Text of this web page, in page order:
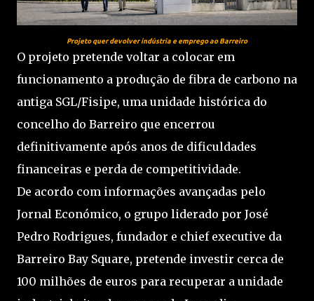
Projeto quer devolver indústria e emprego ao Barreiro
O projeto pretende voltar a colocar em
funcionamento a produção de fibra de carbono na
antiga SGL/Fisipe, uma unidade histórica do
concelho do Barreiro que encerrou
definitivamente após anos de dificuldades
financeiras e perda de competitividade.
De acordo com informações avançadas pelo
Jornal Económico, o grupo liderado por José
Pedro Rodrigues, fundador e chief executive da
Barreiro Bay Square, pretende investir cerca de
100 milhões de euros para recuperar a unidade